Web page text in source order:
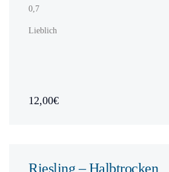
0,7
Lieblich
12,00€
Riesling – Halbtrocken